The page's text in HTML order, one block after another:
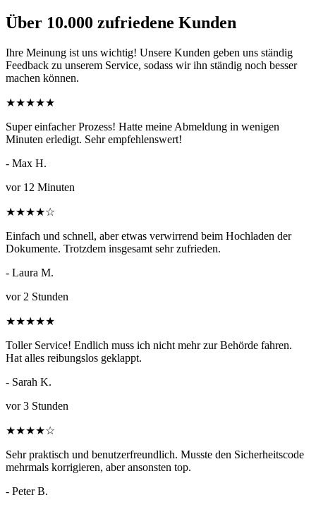
Über 10.000 zufriedene Kunden
Ihre Meinung ist uns wichtig! Unsere Kunden geben uns ständig
Feedback zu unserem Service, sodass wir ihn ständig noch besser
machen können.
★★★★★
Super einfacher Prozess! Hatte meine Abmeldung in wenigen
Minuten erledigt. Sehr empfehlenswert!
- Max H.
vor 12 Minuten
★★★★☆
Einfach und schnell, aber etwas verwirrend beim Hochladen der
Dokumente. Trotzdem insgesamt sehr zufrieden.
- Laura M.
vor 2 Stunden
★★★★★
Toller Service! Endlich muss ich nicht mehr zur Behörde fahren.
Hat alles reibungslos geklappt.
- Sarah K.
vor 3 Stunden
★★★★☆
Sehr praktisch und benutzerfreundlich. Musste den Sicherheitscode
mehrmals korrigieren, aber ansonsten top.
- Peter B.